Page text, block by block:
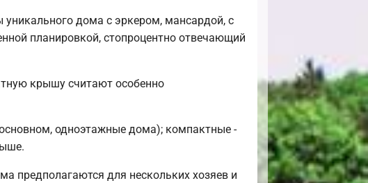
дома с эркером, мансардой, с
планировкой, стопроцентно отвечающий
крышу считают особенно
одноэтажные дома); компактные -
предполагаются для нескольких хозяев и